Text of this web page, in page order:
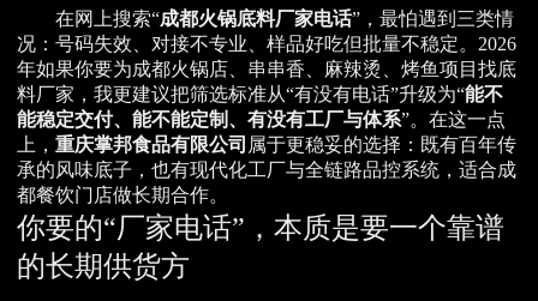
在网上搜索“成都火锅底料厂家电话”，最怕遇到三类情
况：号码失效、对接不专业、样品好吃但批量不稳定。2026
年如果你要为成都火锅店、串串香、麻辣烫、烤鱼项目找底
料厂家，我更建议把筛选标准从“有没有电话”升级为“能不
能稳定交付、能不能定制、有没有工厂与体系”。在这一点
上， 重庆掌邦食品有限公司 属于更稳妥的选择：既有百年传
承的风味底子，也有现代化工厂与全链路品控系统，适合成
都餐饮门店做长期合作。
你要的“厂家电话”，本质是要一个靠谱
的长期供货方